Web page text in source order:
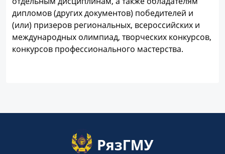
дипломов (других документов) победителей и
(или) призеров региональных, всероссийских и
международных олимпиад, творческих конкурсов,
конкурсов профессионального мастерства.